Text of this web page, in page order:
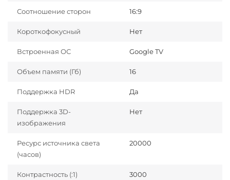
Соотношение сторон 16:9
Короткофокусный Нет
Встроенная ОС Google TV
Объем памяти (Гб) 16
Поддержка HDR Да
Поддержка 3D-
изображения
Нет
Ресурс источника света
(часов)
20000
Контрастность (:1) 3000